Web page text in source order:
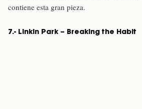
contiene esta gran pieza.
7.- Linkin Park – Breaking the Habit